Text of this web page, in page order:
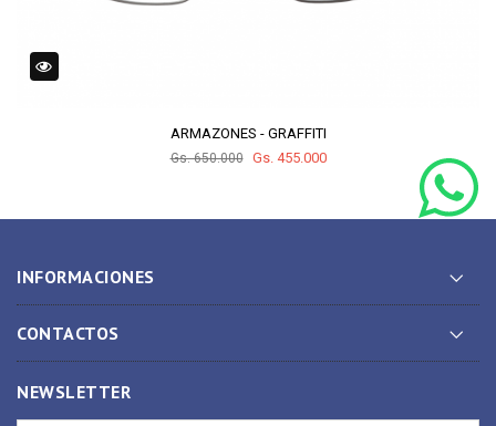
ARMAZONES - GRAFFITI
Gs. 650.000 Gs. 455.000
INFORMACIONES
CONTACTOS
NEWSLETTER